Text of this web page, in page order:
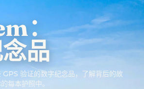
：
品
GPS 验证的数字纪念品，了解背后的故
每本护照中。